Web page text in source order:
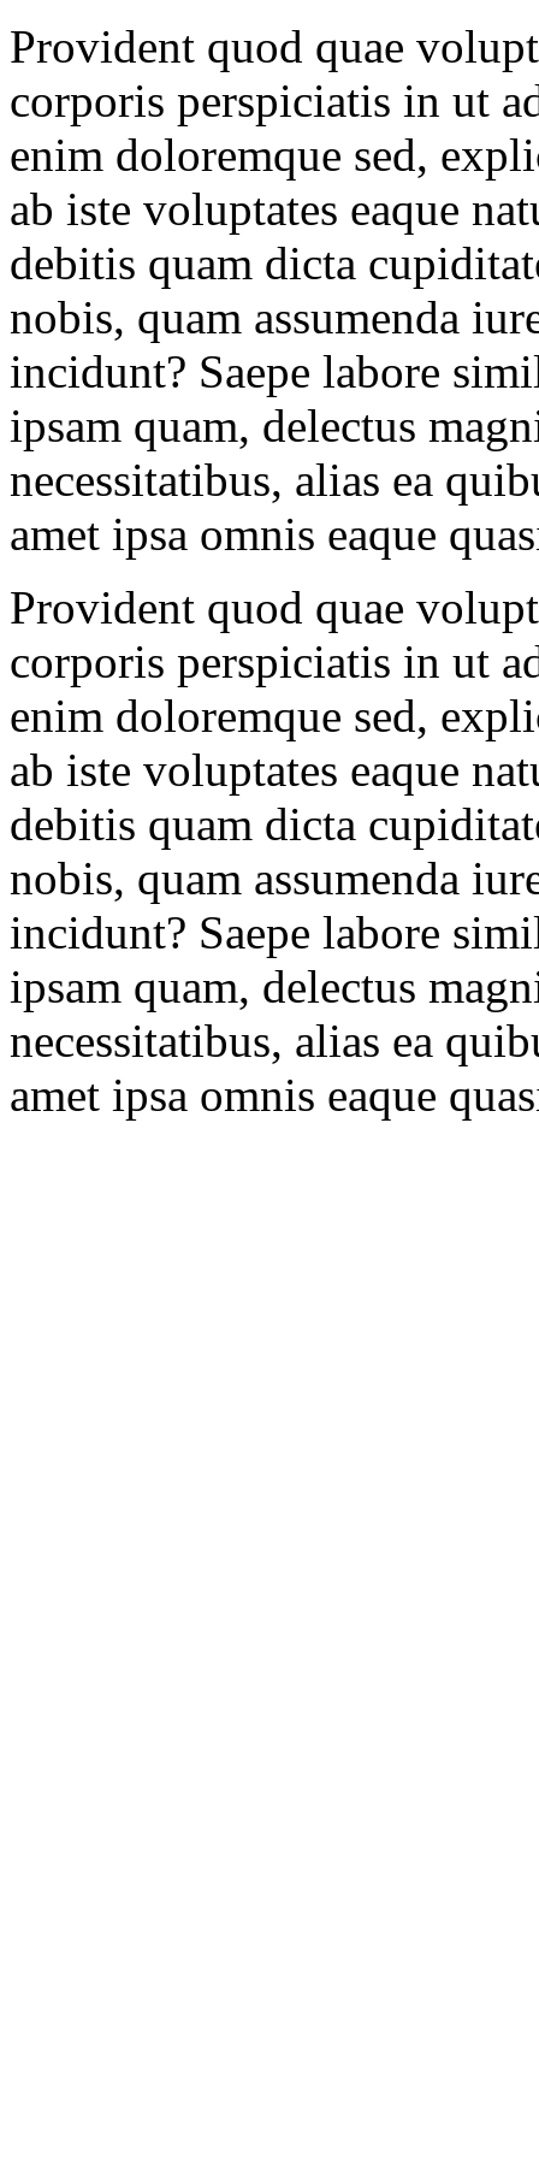
Provident quod quae
corporis perspiciatis in ut
enim doloremque sed,
ab iste voluptates eaque
debitis quam dicta
nobis, quam assumenda
incidunt? Saepe labore
ipsam quam, delectus
necessitatibus, alias ea
amet ipsa omnis eaque
Provident quod quae
corporis perspiciatis in ut
enim doloremque sed,
ab iste voluptates eaque
debitis quam dicta
nobis, quam assumenda
incidunt? Saepe labore
ipsam quam, delectus
necessitatibus, alias ea
amet ipsa omnis eaque